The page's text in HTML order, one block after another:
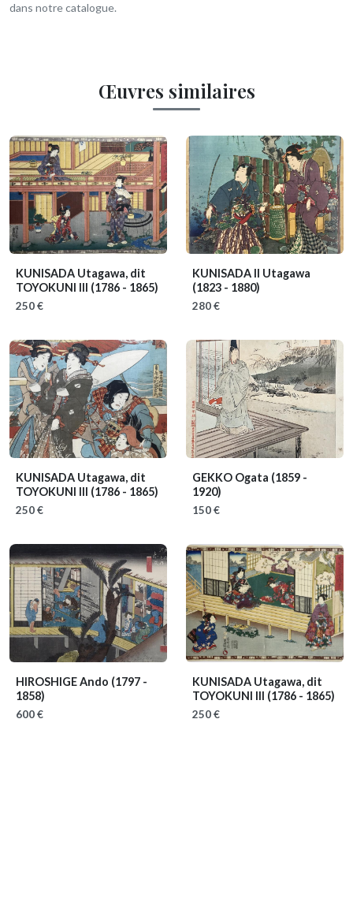
dans notre catalogue.
Œuvres similaires
KUNISADA Utagawa, dit
TOYOKUNI III (1786 - 1865)
250 €
KUNISADA II Utagawa
(1823 - 1880)
280 €
KUNISADA Utagawa, dit
TOYOKUNI III (1786 - 1865)
250 €
GEKKO Ogata (1859 -
1920)
150 €
HIROSHIGE Ando (1797 -
1858)
600 €
KUNISADA Utagawa, dit
TOYOKUNI III (1786 - 1865)
250 €